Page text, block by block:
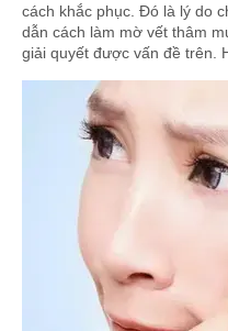
cách khắc phục. Đó là lý do
dẫn cách làm mờ vết thâm
giải quyết được vấn đề trên.